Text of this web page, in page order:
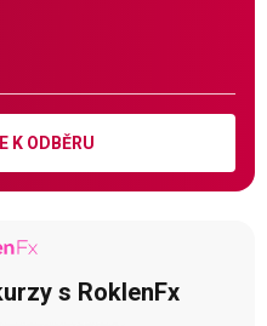
K ODBĚRU
s RoklenFx